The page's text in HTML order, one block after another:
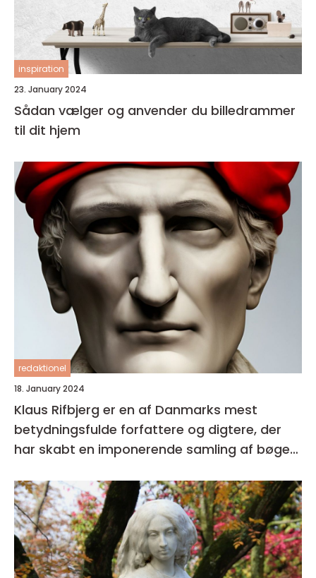
inspiration
23. January 2024
Sådan vælger og anvender du billedrammer
til dit hjem
redaktionel
18. January 2024
Klaus Rifbjerg er en af Danmarks mest
betydningsfulde forfattere og digtere, der
har skabt en imponerende samling af bøger i